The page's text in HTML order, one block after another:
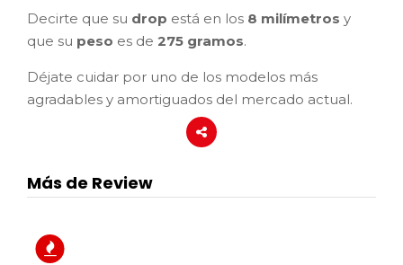
Decirte que su drop está en los 8 milímetros y
que su peso es de 275 gramos.
Déjate cuidar por uno de los modelos más
agradables y amortiguados del mercado actual.
Más de Review